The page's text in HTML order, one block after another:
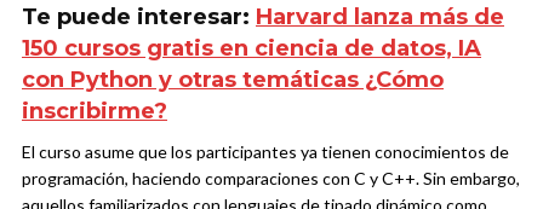
Te puede interesar: Harvard lanza más de
150 cursos gratis en ciencia de datos, IA
con Python y otras temáticas ¿Cómo
inscribirme?
El curso asume que los participantes ya tienen conocimientos de
programación, haciendo comparaciones con C y C++. Sin embargo,